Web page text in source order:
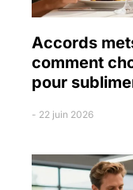
Accords
comment
pour
22 juin 2026